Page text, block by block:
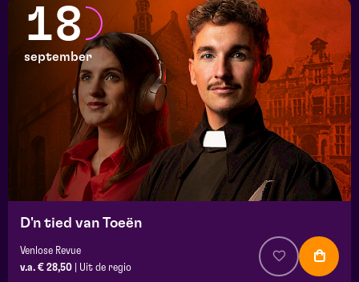
18
september
D'n tied van Toeën
Venlose Revue
v.a. € 28,50
Uit de regio